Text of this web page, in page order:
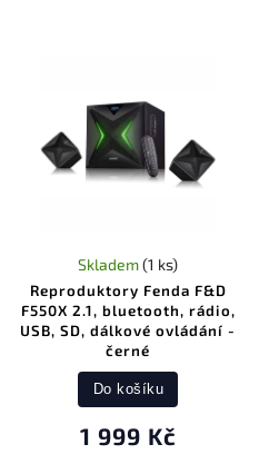
Reproduktory Fenda F&D
F550X 2.1, bluetooth, rádio,
USB, SD, dálkové ovládání -
černé
Skladem(1 ks)
1 999 Kč
Do košíku